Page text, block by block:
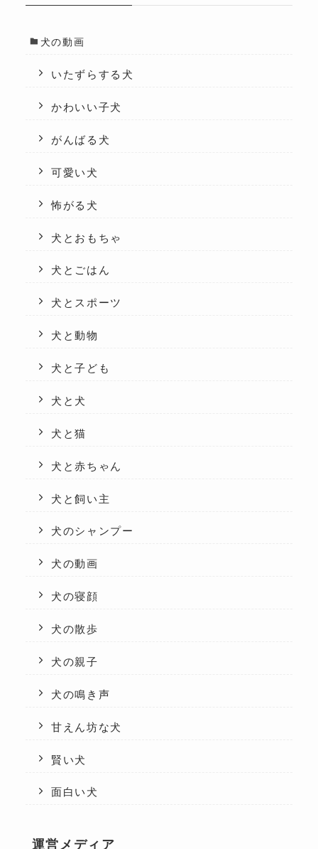
犬の動画
いたずらする犬
かわいい子犬
がんばる犬
可愛い犬
怖がる犬
犬とおもちゃ
犬とごはん
犬とスポーツ
犬と動物
犬と子ども
犬と犬
犬と猫
犬と赤ちゃん
犬と飼い主
犬のシャンプー
犬の動画
犬の寝顔
犬の散歩
犬の親子
犬の鳴き声
甘えん坊な犬
賢い犬
面白い犬
運営メディア